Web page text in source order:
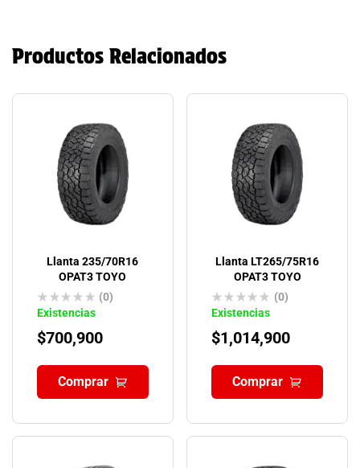
Productos Relacionados
Llanta 235/70R16
OPAT3 TOYO
(0)
Existencias
$700,900
Comprar
Llanta LT265/75R16
OPAT3 TOYO
(0)
Existencias
$1,014,900
Comprar